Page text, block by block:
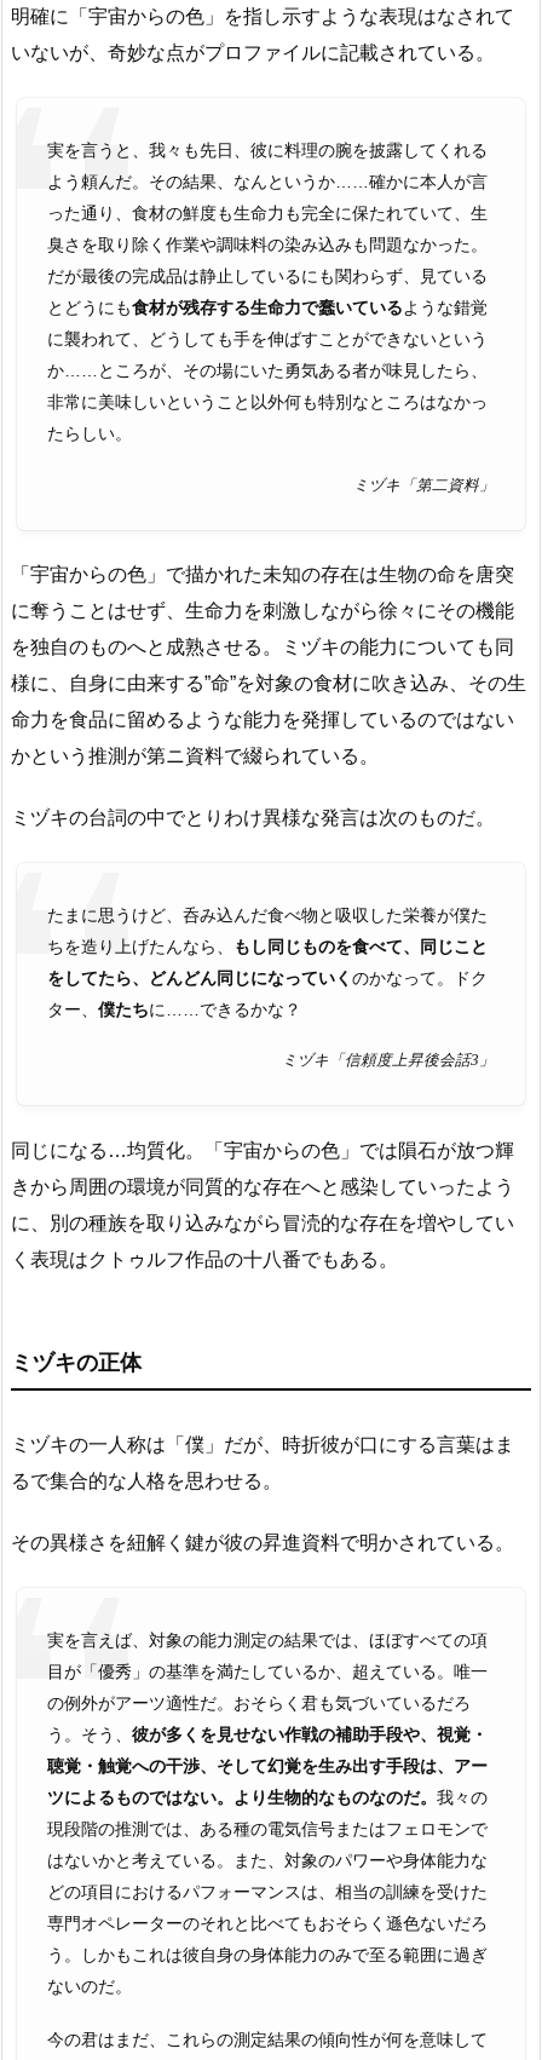
明確に「宇宙からの色」を指し示すような表現はなされて
いないが、奇妙な点がプロファイルに記載されている。
実を言うと、我々も先日、彼に料理の腕を披露してくれる
よう頼んだ。その結果、なんというか……確かに本人が言
った通り、食材の鮮度も生命力も完全に保たれていて、生
臭さを取り除く作業や調味料の染み込みも問題なかった。
だが最後の完成品は静止しているにも関わらず、見ている
とどうにも食材が残存する生命力で蠢いているような錯覚
に襲われて、どうしても手を伸ばすことができないという
か……ところが、その場にいた勇気ある者が味見したら、
非常に美味しいということ以外何も特別なところはなかっ
たらしい。
ミヅキ「第二資料」
「宇宙からの色」で描かれた未知の存在は生物の命を唐突
に奪うことはせず、生命力を刺激しながら徐々にその機能
を独自のものへと成熟させる。ミヅキの能力についても同
様に、自身に由来する”命”を対象の食材に吹き込み、その生
命力を食品に留めるような能力を発揮しているのではない
かという推測が第ニ資料で綴られている。
ミヅキの台詞の中でとりわけ異様な発言は次のものだ。
たまに思うけど、呑み込んだ食べ物と吸収した栄養が僕た
ちを造り上げたんなら、
もし同じものを食べて、同じこと
をしてたら、どんどん同じになっていく のかなって。ドク
ター、 僕たちに……できるかな？
ミヅキ「信頼度上昇後会話3」
同じになる…均質化。「宇宙からの色」では隕石が放つ輝
きから周囲の環境が同質的な存在へと感染していったよう
に、別の種族を取り込みながら冒涜的な存在を増やしてい
く表現はクトゥルフ作品の十八番でもある。
ミヅキの正体
ミヅキの一人称は「僕」だが、時折彼が口にする言葉はま
るで集合的な人格を思わせる。
その異様さを紐解く鍵が彼の昇進資料で明かされている。
実を言えば、対象の能力測定の結果では、ほぼすべての項
目が「優秀」の基準を満たしているか、超えている。唯一
の例外がアーツ適性だ。おそらく君も気づいているだろ
う。そう、 彼が多くを見せない作戦の補助手段や、視覚・
聴覚・触覚への干渉、そして幻覚を生み出す手段は、アー
ツによるものではない。より生物的なものなのだ。 我々の
現段階の推測では、ある種の電気信号またはフェロモンで
はないかと考えている。また、対象のパワーや身体能力な
どの項目におけるパフォーマンスは、相当の訓練を受けた
専門オペレーターのそれと比べてもおそらく遜色ないだろ
う。しかもこれは彼自身の身体能力のみで至る範囲に過ぎ
ないのだ。
今の君はまだ、これらの測定結果の傾向性が何を意味して